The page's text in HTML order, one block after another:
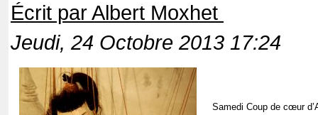
Écrit par Albert Moxhet
Jeudi, 24 Octobre 2013 17:24
Samedi Coup de cœur